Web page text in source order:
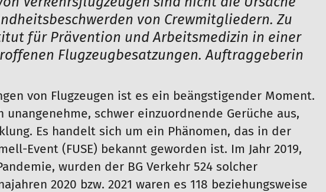
von Crewmitgliedern. Zu
für Prävention und Arbeitsmedizin in einer
Flugzeugbesatzungen. Auftraggeberin
von Flugzeugen ist es ein beängstigender Moment.
schwer einzuordnende Gerüche aus,
Es handelt sich um ein Phänomen, das in der
Event (FUSE) bekannt geworden ist. Im Jahr 2019,
wurden der BG Verkehr 524 solcher
2020 bzw. 2021 waren es 118 beziehungsweise